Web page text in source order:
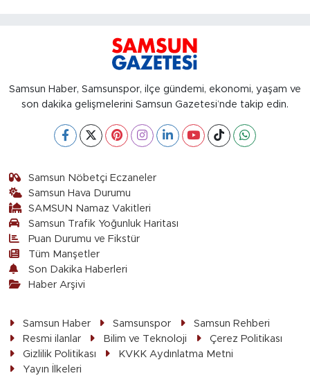
Samsun Haber, Samsunspor, ilçe gündemi, ekonomi, yaşam ve
son dakika gelişmelerini Samsun Gazetesi’nde takip edin.
Samsun Nöbetçi Eczaneler
Samsun Hava Durumu
SAMSUN Namaz Vakitleri
Samsun Trafik Yoğunluk Haritası
Puan Durumu ve Fikstür
Tüm Manşetler
Son Dakika Haberleri
Haber Arşivi
Samsun Haber Samsunspor
Samsun Rehberi
Resmi ilanlar
Bilim ve Teknoloji
Çerez Politikası
Gizlilik Politikası
KVKK Aydınlatma Metni
Yayın İlkeleri